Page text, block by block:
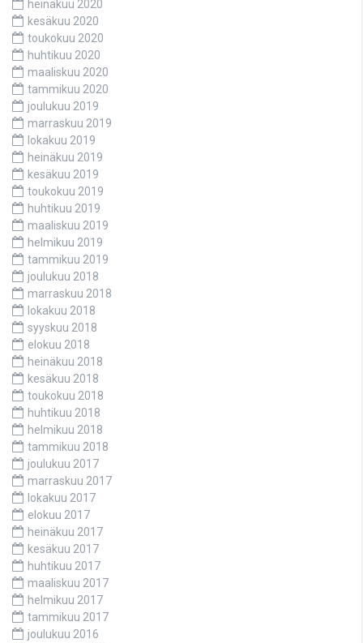
heinäkuu 2020
kesäkuu 2020
toukokuu 2020
huhtikuu 2020
maaliskuu 2020
tammikuu 2020
joulukuu 2019
marraskuu 2019
lokakuu 2019
heinäkuu 2019
kesäkuu 2019
toukokuu 2019
huhtikuu 2019
maaliskuu 2019
helmikuu 2019
tammikuu 2019
joulukuu 2018
marraskuu 2018
lokakuu 2018
syyskuu 2018
elokuu 2018
heinäkuu 2018
kesäkuu 2018
toukokuu 2018
huhtikuu 2018
helmikuu 2018
tammikuu 2018
joulukuu 2017
marraskuu 2017
lokakuu 2017
elokuu 2017
heinäkuu 2017
kesäkuu 2017
huhtikuu 2017
maaliskuu 2017
helmikuu 2017
tammikuu 2017
joulukuu 2016